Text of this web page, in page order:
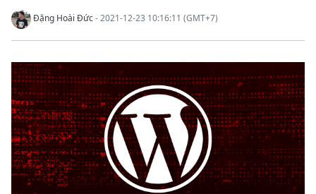
Đặng Hoài Đức- 2021-12-23 10:16:11 (GMT+7)